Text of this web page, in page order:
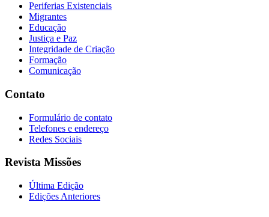
Periferias Existenciais
Migrantes
Educação
Justiça e Paz
Integridade de Criação
Formação
Comunicação
Contato
Formulário de contato
Telefones e endereço
Redes Sociais
Revista Missões
Última Edição
Edições Anteriores